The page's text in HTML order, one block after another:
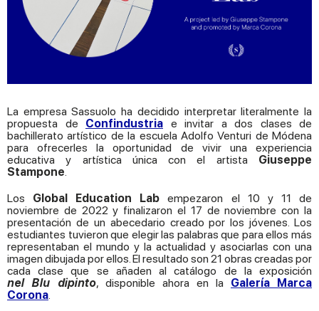
La empresa Sassuolo ha decidido interpretar literalmente la
propuesta de Confindustria e invitar a dos clases de
bachillerato artístico de la escuela Adolfo Venturi de Módena
para ofrecerles la oportunidad de vivir una experiencia
educativa y artística única con el artista Giuseppe
Stampone.
Los Global Education Lab empezaron el 10 y 11 de
noviembre de 2022 y finalizaron el 17 de noviembre con la
presentación de un abecedario creado por los jóvenes. Los
estudiantes tuvieron que elegir las palabras que para ellos más
representaban el mundo y la actualidad y asociarlas con una
imagen dibujada por ellos. El resultado son 21 obras creadas por
cada clase que se añaden al catálogo de la exposición
nel Blu dipinto, disponible ahora en la Galería Marca
Corona.